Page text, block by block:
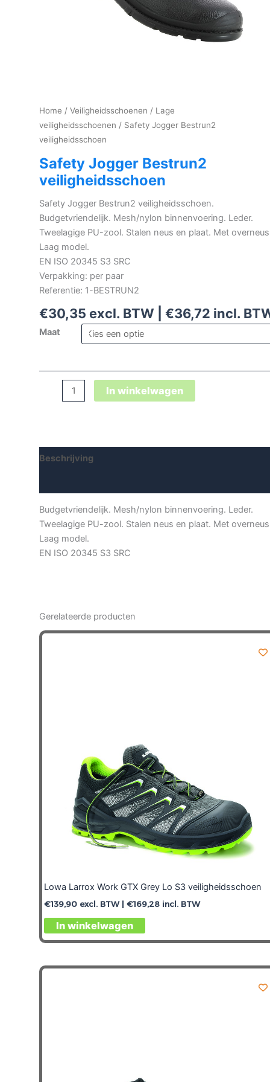
Home / Veiligheidsschoenen / Lage
veiligheidsschoenen / Safety Jogger Bestrun2
veiligheidsschoen
Safety Jogger Bestrun2
veiligheidsschoen
Safety Jogger Bestrun2 veiligheidsschoen.
Budgetvriendelijk. Mesh/nylon binnenvoering. Leder.
Tweelagige PU-zool. Stalen neus en plaat. Met
Laag model.
EN ISO 20345 S3 SRC
Verpakking: per paar
Referentie: 1-BESTRUN2
€30,35 excl. BTW | €36,72 incl.
Maat
Jogger
aantal
In winkelwagen
Beschrijving
Budgetvriendelijk. Mesh/nylon binnenvoering. Leder.
Tweelagige PU-zool. Stalen neus en plaat. Met
Laag model.
EN ISO 20345 S3 SRC
Gerelateerde producten
Lowa Larrox Work GTX Grey Lo S3 veiligheidsschoen
€139,90 excl. BTW | €169,28 incl. BTW
In winkelwagen